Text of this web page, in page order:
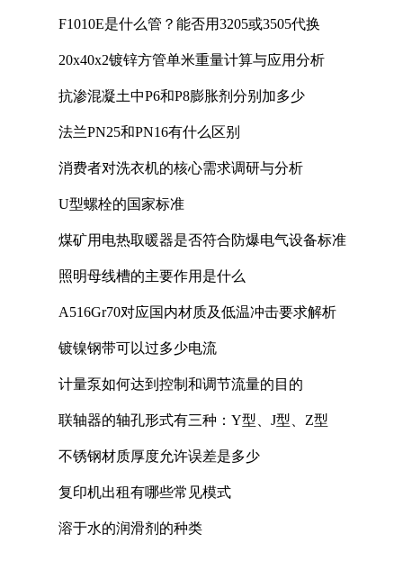
F1010E是什么管？能否用3205或3505代换
20x40x2镀锌方管单米重量计算与应用分析
抗渗混凝土中P6和P8膨胀剂分别加多少
法兰PN25和PN16有什么区别
消费者对洗衣机的核心需求调研与分析
U型螺栓的国家标准
煤矿用电热取暖器是否符合防爆电气设备标准
照明母线槽的主要作用是什么
A516Gr70对应国内材质及低温冲击要求解析
镀镍钢带可以过多少电流
计量泵如何达到控制和调节流量的目的
联轴器的轴孔形式有三种：Y型、J型、Z型
不锈钢材质厚度允许误差是多少
复印机出租有哪些常见模式
溶于水的润滑剂的种类